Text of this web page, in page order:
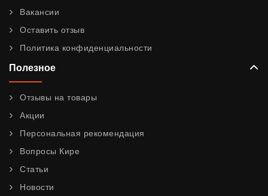
Вакансии
Оставить отзыв
Политика конфиденциальности
Полезное
Отзывы на товары
Акции
Персональная рекомендация
Вопросы Кире
Статьи
Новости